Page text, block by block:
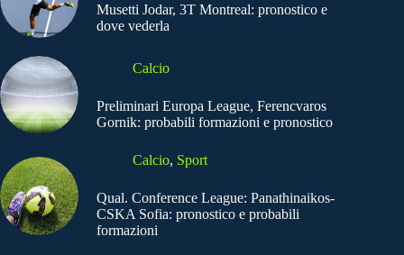
Musetti Jodar, 3T Montreal: pronostico e
dove vederla
Calcio
Preliminari Europa League, Ferencvaros
Gornik: probabili formazioni e pronostico
Calcio, Sport
Qual. Conference League: Panathinaikos-
CSKA Sofia: pronostico e probabili
formazioni